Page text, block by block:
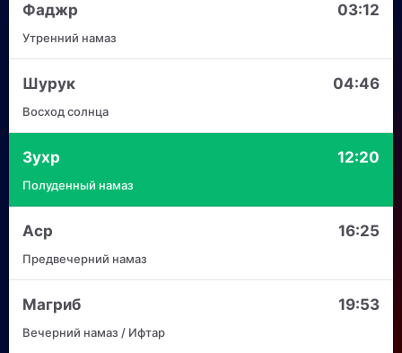
Фаджр 03:12
Утренний намаз
Шурук 04:46
Восход солнца
Зухр 12:20
Полуденный намаз
Аср 16:25
Предвечерний намаз
Магриб 19:53
Вечерний намаз / Ифтар